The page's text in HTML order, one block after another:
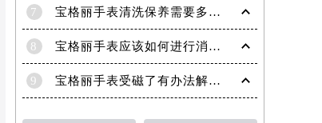
7 宝格丽手表清洗保养需要多久？
8 宝格丽手表应该如何进行消磁处理？
9 宝格丽手表受磁了有办法解决吗？（解决办法）